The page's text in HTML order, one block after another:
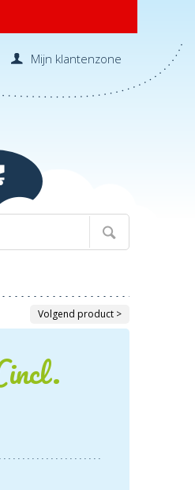
Mijn klantenzone
Volgend product >